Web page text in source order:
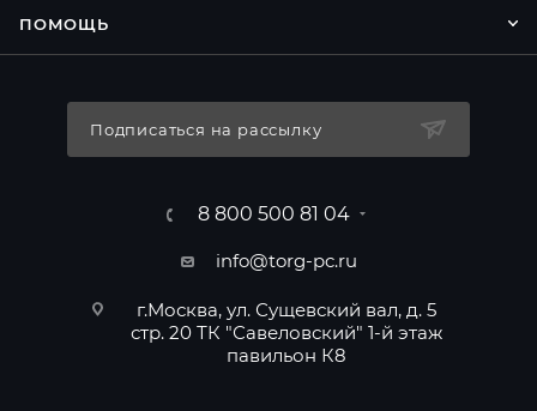
ПОМОЩЬ
Подписаться на рассылку
8 800 500 81 04
info@torg-pc.ru
г.Москва, ул. Сущевский вал, д. 5
стр. 20 ТК "Савеловский" 1-й этаж
павильон К8